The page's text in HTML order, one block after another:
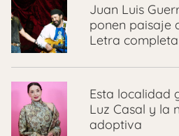
Juan Luis
ponen paisaje
Letra
Esta localidad
Luz Casal y la
adoptiva